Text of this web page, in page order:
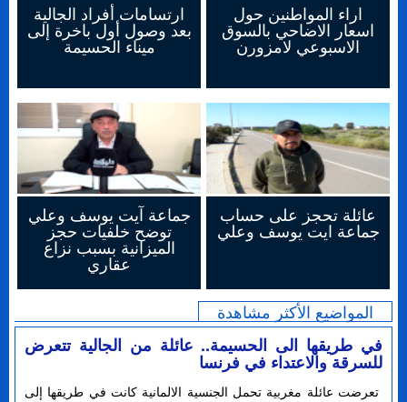
ارتسامات أفراد الجالية
بعد وصول أول باخرة إلى
ميناء الحسيمة
اراء المواطنين حول
اسعار الاضاحي بالسوق
الاسبوعي لامزورن
جماعة آيت يوسف وعلي
توضح خلفيات حجز
الميزانية بسبب نزاع
عقاري
عائلة تحجز على حساب
جماعة ايت يوسف وعلي
المواضيع الأكثر مشاهدة
في طريقها الى الحسيمة.. عائلة من الجالية تتعرض
للسرقة والاعتداء في فرنسا
تعرضت عائلة مغربية تحمل الجنسية الالمانية كانت في طريقها إلى